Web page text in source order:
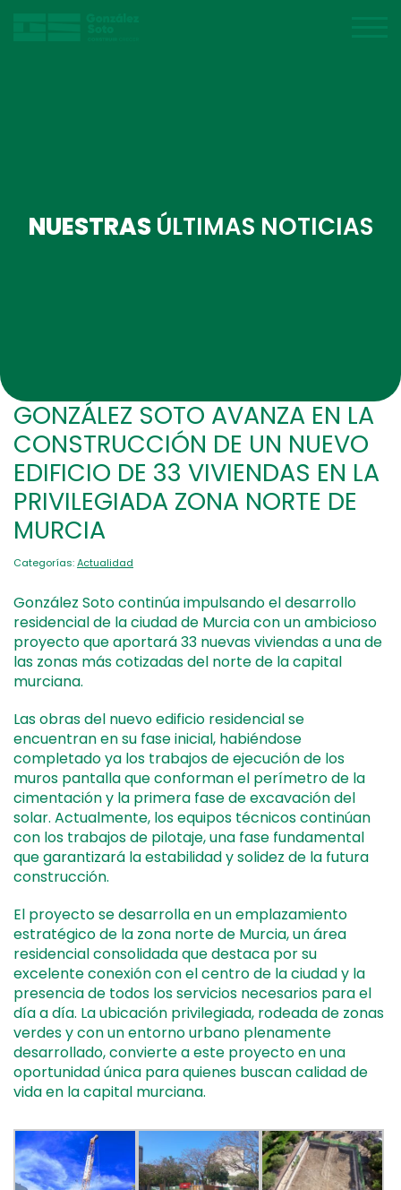
NUESTRASÚLTIMAS NOTICIAS
GONZÁLEZ SOTO AVANZA EN LA
CONSTRUCCIÓN DE UN NUEVO
EDIFICIO DE 33 VIVIENDAS EN LA
PRIVILEGIADA ZONA NORTE DE
MURCIA
Categorías:Actualidad
González Soto continúa impulsando el desarrollo
residencial de la ciudad de Murcia con un ambicioso
proyecto que aportará 33 nuevas viviendas a una de
las zonas más cotizadas del norte de la capital
murciana.
Las obras del nuevo edificio residencial se
encuentran en su fase inicial, habiéndose
completado ya los trabajos de ejecución de los
muros pantalla que conforman el perímetro de la
cimentación y la primera fase de excavación del
solar. Actualmente, los equipos técnicos continúan
con los trabajos de pilotaje, una fase fundamental
que garantizará la estabilidad y solidez de la futura
construcción.
El proyecto se desarrolla en un emplazamiento
estratégico de la zona norte de Murcia, un área
residencial consolidada que destaca por su
excelente conexión con el centro de la ciudad y la
presencia de todos los servicios necesarios para el
día a día. La ubicación privilegiada, rodeada de zonas
verdes y con un entorno urbano plenamente
desarrollado, convierte a este proyecto en una
oportunidad única para quienes buscan calidad de
vida en la capital murciana.